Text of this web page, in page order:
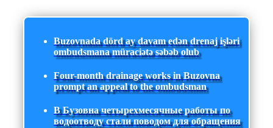
Buzovnada dörd ay davam edən drenaj işləri
ombudsmana müraciətə səbəb olub
Four-month drainage works in Buzovna
prompt an appeal to the ombudsman
В Бузовна четырехмесячные работы по
водоотводу стали поводом для обращения